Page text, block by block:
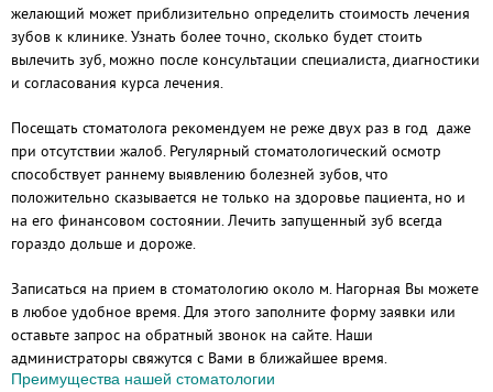
желающий может приблизительно определить стоимость лечения
зубов к клинике. Узнать более точно, сколько будет стоить
вылечить зуб, можно после консультации специалиста, диагностики
и согласования курса лечения.
Посещать стоматолога рекомендуем не реже двух раз в год даже
при отсутствии жалоб. Регулярный стоматологический осмотр
способствует раннему выявлению болезней зубов, что
положительно сказывается не только на здоровье пациента, но и
на его финансовом состоянии. Лечить запущенный зуб всегда
гораздо дольше и дороже.
Записаться на прием в стоматологию около м. Нагорная Вы можете
в любое удобное время. Для этого заполните форму заявки или
оставьте запрос на обратный звонок на сайте. Наши
администраторы свяжутся с Вами в ближайшее время.
Преимущества нашей стоматологии